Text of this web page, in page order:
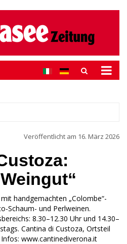
Veröffentlicht am 16. März 2026
handgemachten „Colombe“-
Schaum- und Perlweinen.
8.30–12.30 Uhr und 14.30–
Cantina di Custoza, Ortsteil
www.cantinediverona.it